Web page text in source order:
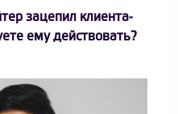
зацепил клиента-
ему действовать?